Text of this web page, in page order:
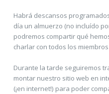
Habrá descansos
día un almuerzo (no incluído
podremos compartir qué
charlar con todos los
Durante la tarde seguiremos
montar nuestro sitio web en
(¡en internet!) para poder